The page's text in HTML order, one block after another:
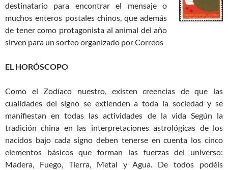
destinatario para encontrar el mensaje o
muchos enteros postales chinos, que además
de tener como protagonista al animal del año
sirven para un sorteo organizado por Correos
EL HORÓSCOPO
Como el Zodíaco nuestro, existen creencias de que las
cualidades del signo se extienden a toda la sociedad y se
manifiestan en todas las actividades de la vida Según la
tradición china en las interpretaciones astrológicas de los
nacidos bajo cada signo deben tenerse en cuenta los cinco
elementos básicos que forman las fuerzas del universo:
Madera, Fuego, Tierra, Metal y Agua. De todos podéis